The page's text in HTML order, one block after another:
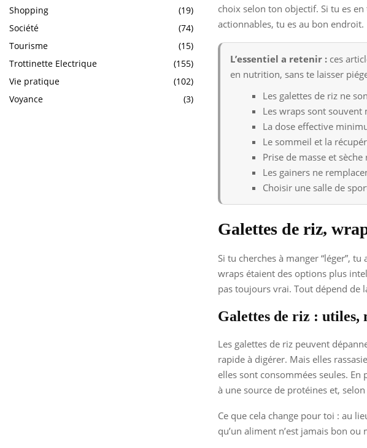
choix selon ton objectif. Si tu es
actionnables, tu es au bon endroit.
L’essentiel a retenir : ces
en nutrition, sans te laisser
Les galettes de riz ne
Les wraps sont souvent
La dose effective
Le sommeil et la
Prise de masse et
Les gainers ne
Choisir une salle de
Galettes de riz,
Si tu cherches à manger “léger”,
wraps étaient des options plus
pas toujours vrai. Tout dépend de
Galettes de riz : utiles,
Les galettes de riz peuvent
rapide à digérer. Mais elles
elles sont consommées seules.
à une source de protéines et,
Ce que cela change pour toi : au
qu’un aliment n’est jamais bon ou
Shopping
(19)
Société
(74)
Tourisme
(15)
Trottinette Electrique
(155)
Vie pratique
(102)
Voyance
(3)